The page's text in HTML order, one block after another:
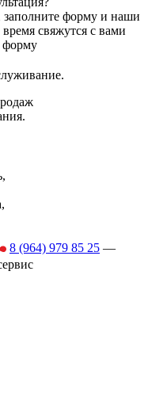
заполните форму и наши
свяжутся с вами
форму
8 (964) 979 85 25 —